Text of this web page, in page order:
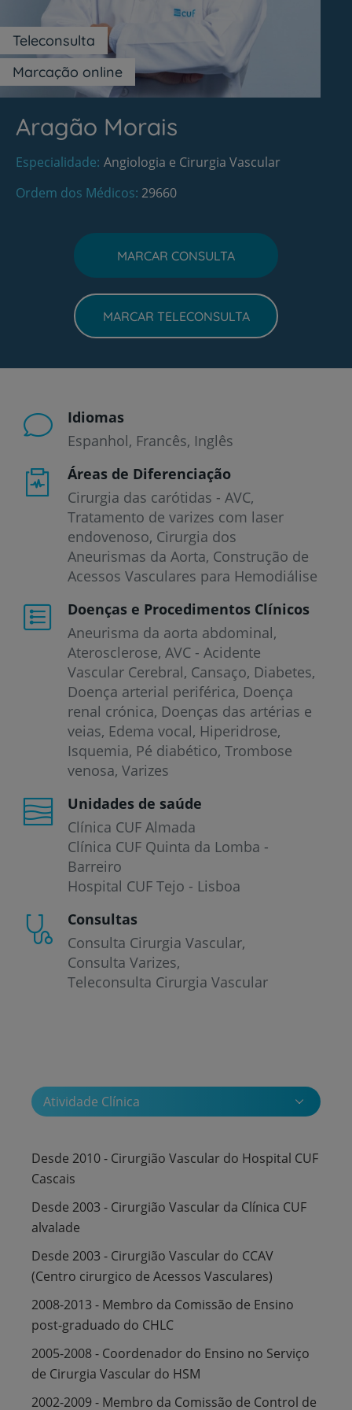
Marcação online
Teleconsulta
Aragão Morais
Especialidade Angiologia e Cirurgia Vascular
Ordem dos Médicos 29660
MARCAR CONSULTA
MARCAR TELECONSULTA
Idiomas
Espanhol Francês Inglês
Áreas de Diferenciação
Cirurgia das carótidas - AVC,
Tratamento de varizes com laser
endovenoso, Cirurgia dos
Aneurismas da Aorta, Construção de
Acessos Vasculares para Hemodiálise
Doenças e Procedimentos Clínicos
Aneurisma da aorta abdominal
Aterosclerose AVC - Acidente
Vascular Cerebral Cansaço Diabetes
Doença arterial periférica Doença
renal crónica Doenças das artérias e
veias Edema vocal Hiperidrose
Isquemia Pé diabético Trombose
venosa Varizes
Unidades de saúde
Clínica CUF Almada
Clínica CUF Quinta da Lomba -
Barreiro
Hospital CUF Tejo - Lisboa
Consultas
Consulta Cirurgia Vascular
Consulta Varizes
Teleconsulta Cirurgia Vascular
Atividade Clínica
Desde 2010 - Cirurgião Vascular do Hospital CUF
Cascais
Desde 2003 - Cirurgião Vascular da Clínica CUF
alvalade
Desde 2003 - Cirurgião Vascular do CCAV
(Centro cirurgico de Acessos Vasculares)
2008-2013 - Membro da Comissão de Ensino
post-graduado do CHLC
2005-2008 - Coordenador do Ensino no Serviço
de Cirurgia Vascular do HSM
2002-2009 - Membro da Comissão de Control de